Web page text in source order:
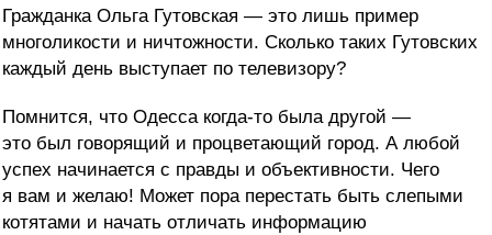
Гражданка Ольга Гутовская — это лишь пример
многоликости и ничтожности. Сколько таких Гутовских
каждый день выступает по телевизору?
Помнится, что Одесса когда-то была другой —
это был говорящий и процветающий город. А любой
успех начинается с правды и объективности. Чего
я вам и желаю! Может пора перестать быть слепыми
котятами и начать отличать информацию